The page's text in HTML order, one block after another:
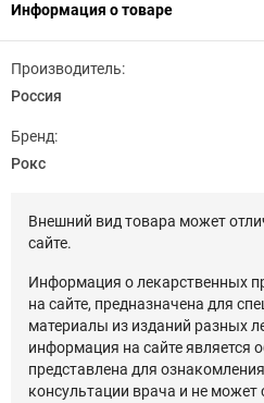
Информация о товаре
Производитель:
Россия
Бренд:
Рокс
Внешний вид товара может
сайте.
Информация о лекарственных
на сайте, предназначена для
материалы из изданий разных
информация на сайте является
представлена для
консультации врача и не может